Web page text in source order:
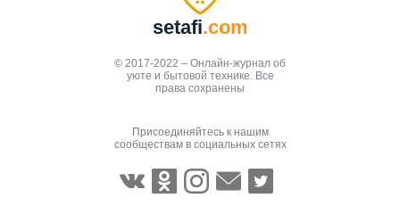
setafi.com
© 2017-2022 – Онлайн-журнал об
уюте и бытовой технике. Все
права сохранены
Присоединяйтесь к нашим
сообществам в социальных сетях